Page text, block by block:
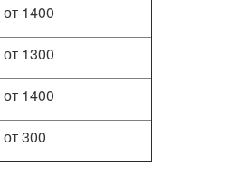
от 1400
от 1300
от 1400
от 300